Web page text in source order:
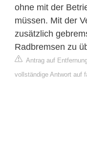
ohne mit der
müssen. Mit der
zusätzlich
Radbremsen zu
Antrag auf
vollständige Antwort auf